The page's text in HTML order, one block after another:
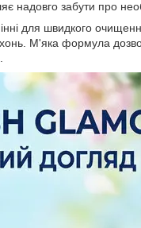
надовго забути про
для швидкого
М'яка формула